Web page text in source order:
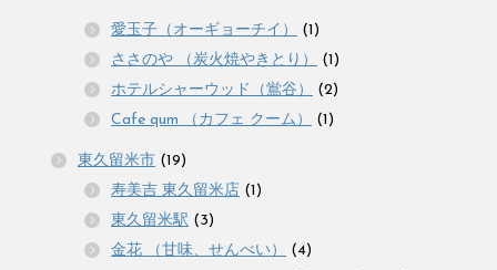
愛玉子（オーギョーチイ）
(1)
ささのや （炭火焼やきとり）
(1)
ホテルシャーウッド（鴬谷）
(2)
Cafe qum （カフェ クーム）
(1)
東久留米市 (19)
寿美吉 東久留米店 (1)
東久留米駅 (3)
金花 （甘味、せんべい）
(4)